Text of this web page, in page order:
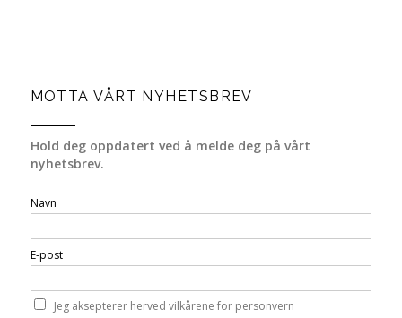
MOTTA VÅRT NYHETSBREV
Hold deg oppdatert ved å melde deg på vårt
nyhetsbrev.
Navn
E-post
Jeg aksepterer herved vilkårene for personvern